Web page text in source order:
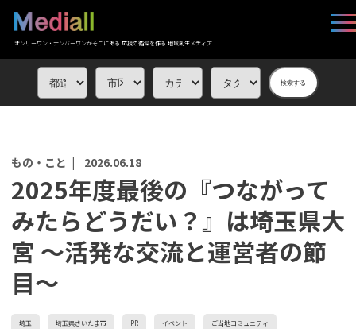
オンリーワン・ナンバーワンがそこにある 応援の循環を作る 地域創生メディア
検索する
もの・こと | 2026.06.18
2025年度最後の『つながって
みたらどうだい？』は埼玉県大
宮 〜活発な交流と運営者の節
目〜
埼玉 埼玉県さいたま市 PR イベント ご当地コミュニティ